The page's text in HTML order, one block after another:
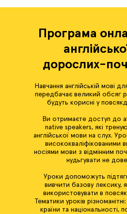
Програма
дорослих-
Навчання англійській мові
передбачає великий обсяг
будуть корисні у
Ви отримаєте доступ до
native speakers, які
англійської мови на слух.
висококваліфікованими
носіями мови з відмінним
нудьгувати не
Уроки допоможуть
вивчити базову лексику,
використовувати в
Тематики уроків
країни та національності,